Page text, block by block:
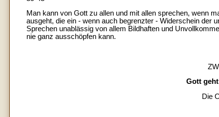
Man kann von Gott zu allen und mit allen sprechen, wenn
ausgeht, die ein - wenn auch begrenzter - Widerschein der
Sprechen unablässig von allem Bildhaften und
nie ganz ausschöpfen kann.
Gott
Die